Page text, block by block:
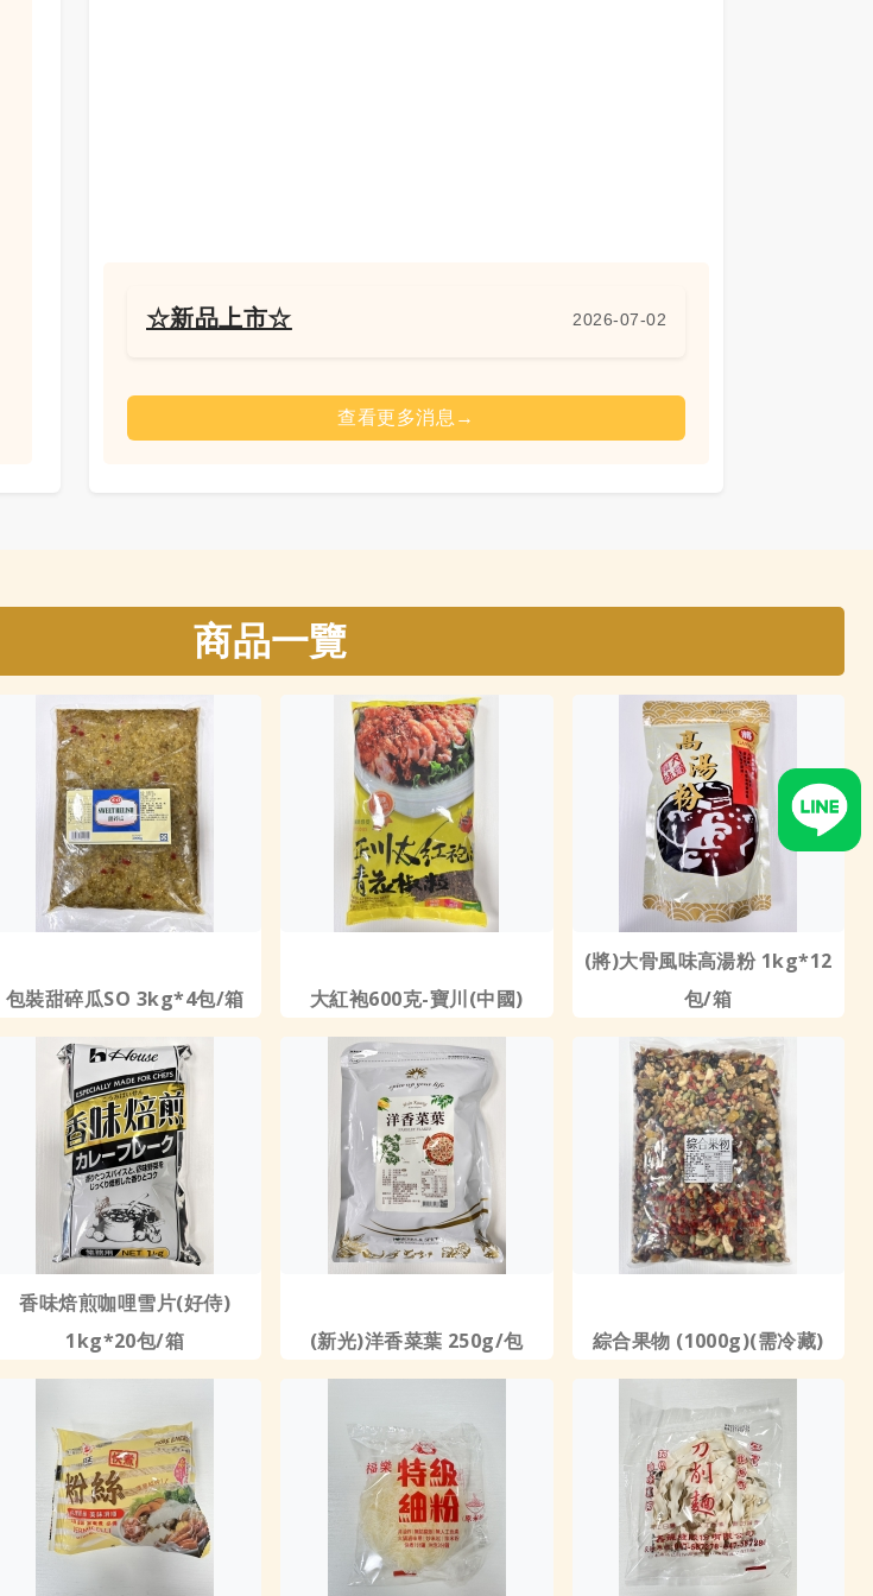
☆新品上市☆ 2026-07-02
查看更多消息 →
商品一覽
包裝甜碎瓜SO 3kg*4包/箱 大紅袍600克-寶川(中國)
(將)大骨風味高湯粉 1kg*12
包/箱
香味焙煎咖哩雪片(好侍)
1kg*20包/箱
(新光)洋香菜葉 250g/包 綜合果物 (1000g)(需冷藏)